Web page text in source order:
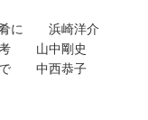
肴に 浜崎洋介
考 山中剛史
で 中西恭子